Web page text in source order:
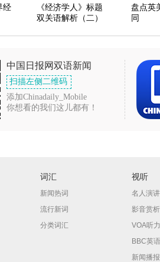
经
《经济学人》标题
双关语解析（二）
盘点英
同
中国日报网双语新闻
扫描左侧二维码
添加Chinadaily_Mobile
你想看的我们这儿都有！
词汇
新闻热词
流行新词
分类词汇
视听
名人演讲
影音赏析
VOA听力
BBC英语
新闻播报